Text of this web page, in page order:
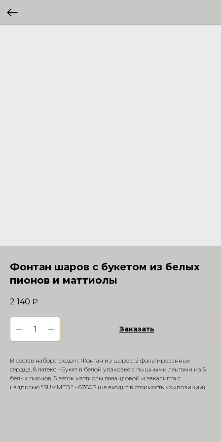
Фонтан шаров с букетом из белых
пионов и маттиолы
2 140 ₽
Заказать
В состав набора входит: Фонтан из шаров: 2 фольгированных
сердца, 8 латекс. -Букет в белой упаковке с пышными лентами из 5
белых пионов, 5 веток маттиолы лавандовой и эвкалипта с
надписью "SUMMER" - 6760Р (не входит в стоимость композиции)